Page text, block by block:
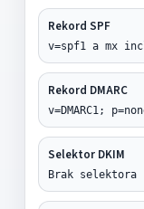
Rekord SPF
v=spf1 a mx
Rekord DMARC
v=DMARC1;
Selektor DKIM
Brak selektora